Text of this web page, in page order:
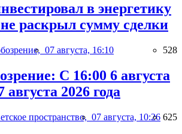
в энергетику
раскрыл сумму сделки
07 августа, 16:10 528
С 16:00 6 августа
августа 2026 года
пространство, 07 августа, 10:26 625